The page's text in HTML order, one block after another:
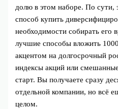
долю в этом наборе. По сути,
способ купить
необходимости собирать его
лучшие способы вложить
акцентом на долгосрочный
индексы акций или
старт. Вы получаете сразу
отдельной компании, но всё
целом.